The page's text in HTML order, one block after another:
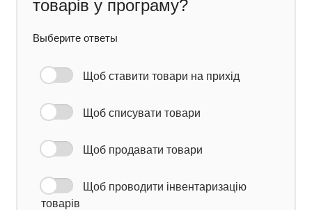
товарів у програму?
Выберите ответы
Щоб ставити товари на прихід
Щоб списувати товари
Щоб продавати товари
Щоб проводити інвентаризацію
товарів